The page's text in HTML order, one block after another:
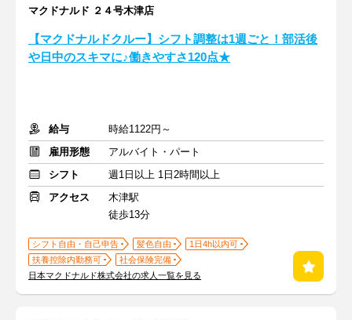
マクドナルド ２４号木津店
【マクドナルドクルー】シフト調整は1週ごと！部活後
や日中のスキマに♪働きやすさ120点★
給与
時給1122円～
雇用形態
アルバイト・パート
シフト
週1日以上 1日2時間以上
アクセス
木津駅
徒歩13分
シフト自由・自己申告 髪色自由
1日4h以内可
扶養控除内勤務可
社会保険完備
日本マクドナルド株式会社の求人一覧を見る